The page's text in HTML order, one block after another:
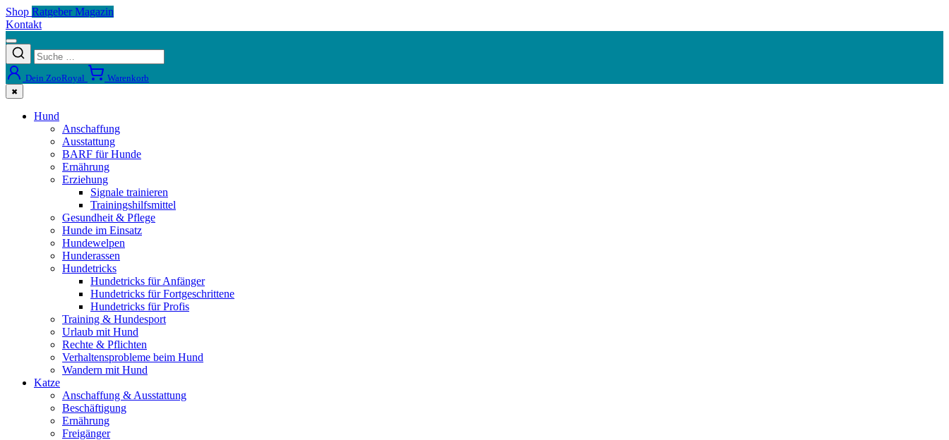
Shop Ratgeber Magazin
Kontakt
Dein ZooRoyal Warenkorb
✖
Hund
Anschaffung
Ausstattung
BARF für Hunde
Ernährung
Erziehung
Signale trainieren
Trainingshilfsmittel
Gesundheit & Pflege
Hunde im Einsatz
Hundewelpen
Hunderassen
Hundetricks
Hundetricks für Anfänger
Hundetricks für Fortgeschrittene
Hundetricks für Profis
Training & Hundesport
Urlaub mit Hund
Rechte & Pflichten
Verhaltensprobleme beim Hund
Wandern mit Hund
Katze
Anschaffung & Ausstattung
Beschäftigung
Ernährung
Freigänger